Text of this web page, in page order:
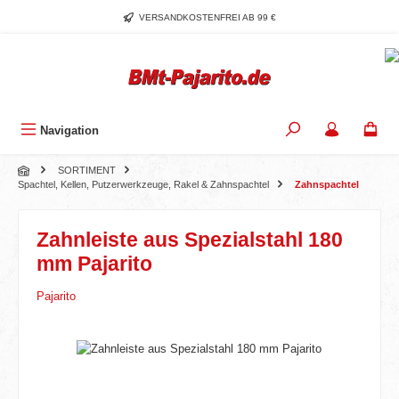
Zum Hauptinhalt springenVERSANDKOSTENFREI AB 99 €
Navigation
SORTIMENT
Spachtel, Kellen, Putzerwerkzeuge, Rakel & Zahnspachtel
Zahnspachtel
Zahnleiste aus Spezialstahl 180
mm Pajarito
Pajarito
Bildergalerie überspringen